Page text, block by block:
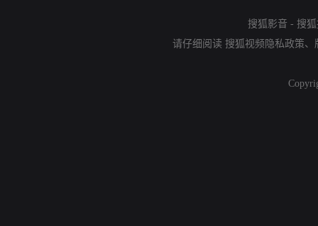
搜狐影音 - 搜
请仔细阅读 搜狐视频隐私政策、